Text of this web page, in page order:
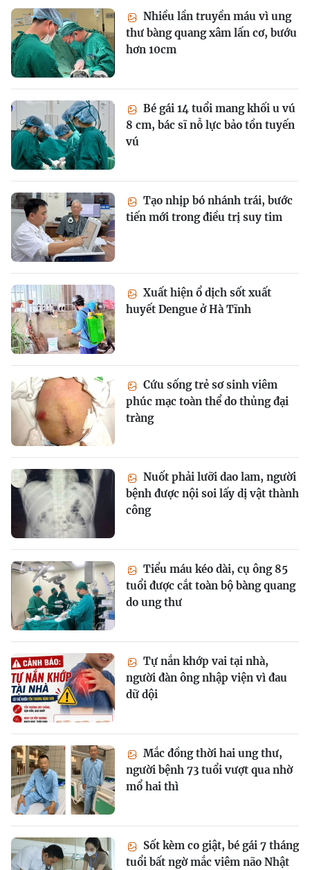
Nhiều lần truyền máu vì ung
thư bàng quang xâm lấn cơ, bướu
hơn 10cm
Bé gái 14 tuổi mang khối u vú
8 cm, bác sĩ nỗ lực bảo tồn tuyến
vú
Tạo nhịp bó nhánh trái, bước
tiến mới trong điều trị suy tim
Xuất hiện ổ dịch sốt xuất
huyết Dengue ở Hà Tĩnh
Cứu sống trẻ sơ sinh viêm
phúc mạc toàn thể do thủng đại
tràng
Nuốt phải lưỡi dao lam, người
bệnh được nội soi lấy dị vật thành
công
Tiểu máu kéo dài, cụ ông 85
tuổi được cắt toàn bộ bàng quang
do ung thư
Tự nắn khớp vai tại nhà,
người đàn ông nhập viện vì đau
dữ dội
Mắc đồng thời hai ung thư,
người bệnh 73 tuổi vượt qua nhờ
mổ hai thì
Sốt kèm co giật, bé gái 7 tháng
tuổi bất ngờ mắc viêm não Nhật